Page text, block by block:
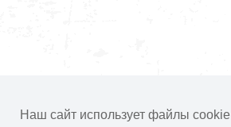
Наш сайт использует файлы